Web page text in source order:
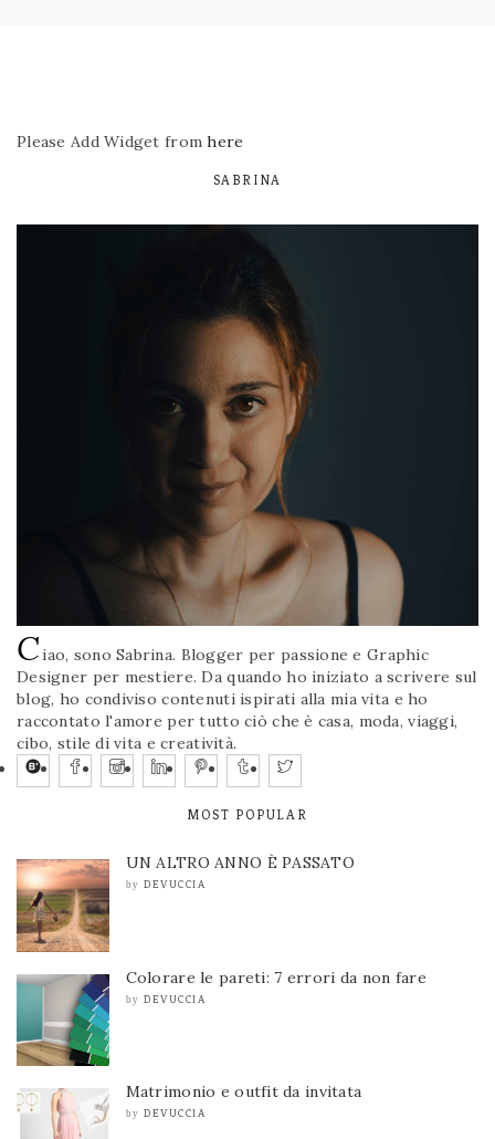
Please Add Widget fromhere
SABRINA
Ciao, sono Sabrina. Blogger per passione e Graphic
Designer per mestiere. Da quando ho iniziato a scrivere sul
blog, ho condiviso contenuti ispirati alla mia vita e ho
raccontato l'amore per tutto ciò che è casa, moda, viaggi,
cibo, stile di vita e creatività.
MOST POPULAR
UN ALTRO ANNO È PASSATO
by DEVUCCIA
Colorare le pareti: 7 errori da non fare
by DEVUCCIA
Matrimonio e outfit da invitata
by DEVUCCIA